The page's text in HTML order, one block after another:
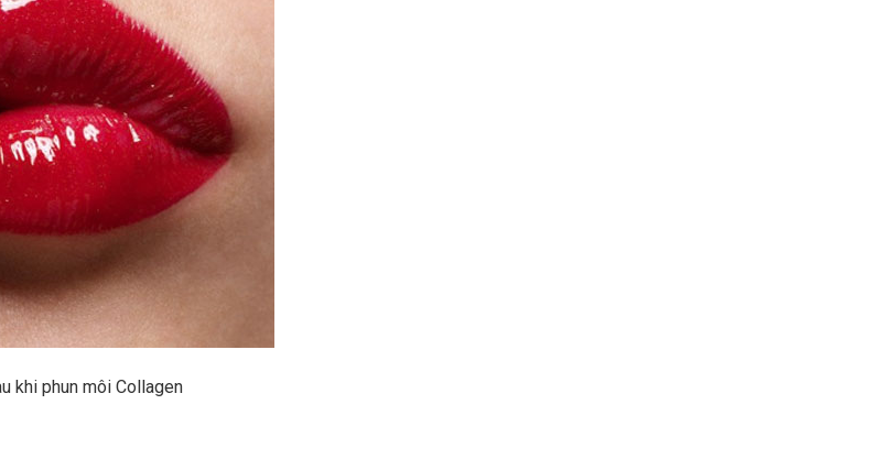
khi phun môi Collagen